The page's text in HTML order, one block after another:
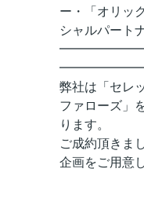
ー・「オリッ
シャルパート
弊社は「セレ
ファローズ」
ります。
ご成約頂きま
企画をご用意